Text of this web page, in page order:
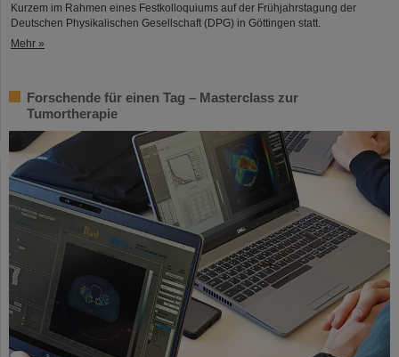
Kurzem im Rahmen eines Festkolloquiums auf der Frühjahrstagung der
Deutschen Physikalischen Gesellschaft (DPG) in Göttingen statt.
Mehr »
Forschende für einen Tag – Masterclass zur
Tumortherapie